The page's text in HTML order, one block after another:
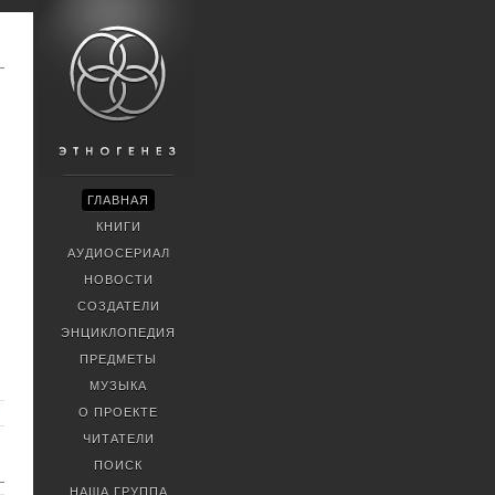
ГЛАВНАЯ
КНИГИ
АУДИОСЕРИАЛ
НОВОСТИ
СОЗДАТЕЛИ
ЭНЦИКЛОПЕДИЯ
ПРЕДМЕТЫ
МУЗЫКА
О ПРОЕКТЕ
ЧИТАТЕЛИ
ПОИСК
НАША ГРУППА